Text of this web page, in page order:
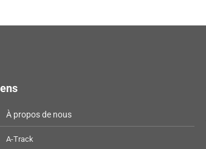
À propos de nous
A-Track